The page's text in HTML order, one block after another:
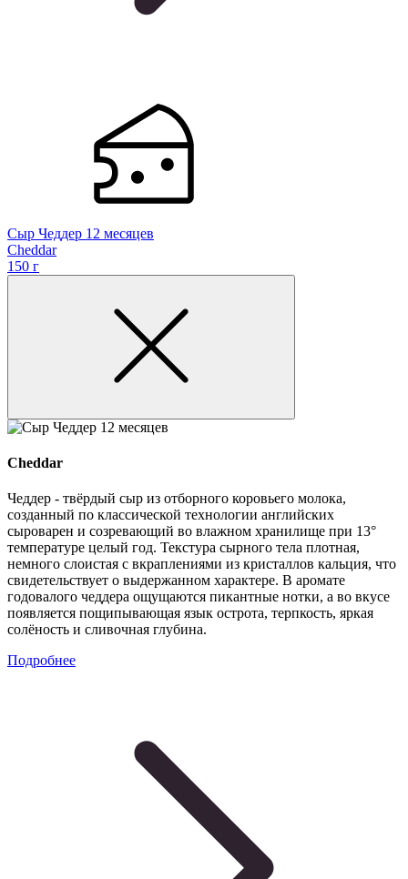
Сыр Чеддер 12 месяцев
Сheddar
150 г
Сheddar
Чеддер - твёрдый сыр из отборного коровьего молока,
созданный по классической технологии английских
сыроварен и созревающий во влажном хранилище при 13°
температуре целый год. Текстура сырного тела плотная,
немного слоистая с вкраплениями из кристаллов кальция, что
свидетельствует о выдержанном характере. В аромате
годовалого чеддера ощущаются пикантные нотки, а во вкусе
появляется пощипывающая язык острота, терпкость, яркая
солёность и сливочная глубина.
Подробнее